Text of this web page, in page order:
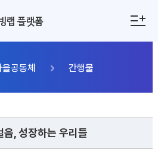
랩 플랫폼
을공동체 간행물
, 성장하는 우리들